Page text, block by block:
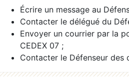
Écrire un message au
Contacter le délégué du
Envoyer un courrier par la
CEDEX 07 ;
Contacter le Défenseur